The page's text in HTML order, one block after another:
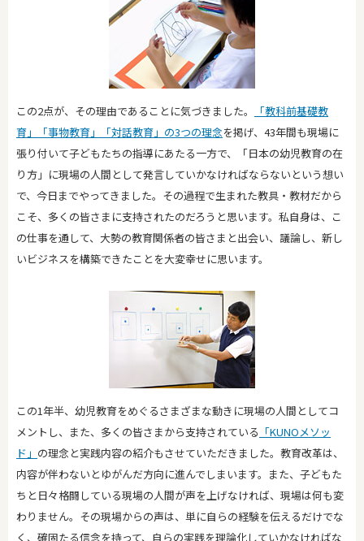
この2点が、その理由であることに気づきました。
「教科前基礎教
育」「事物教育」「対話教育」の3つの理念を掲げ、43年間も現場に
張り付いて子どもたちの指導にあたる一方で、「日本の幼児教育の在
り方」に現場の人間として発言していかなければならないという想い
で、今日までやってきました。その過程で生まれた教具・教材だから
こそ、多くの皆さまに支持されたのだろうと思います。私自身は、こ
の仕事を通して、大勢の教育関係者の皆さまと出会い、議論し、新し
いビジネスを構築できたことを大変幸せに思います。
この1年半、幼児教育をめぐるさまざまな動きに現場の人間としてコ
メントし、また、多くの皆さまから支持されている 「KUNOメソッ
ド」 の理念と実践内容の紹介もさせていただきました。教育改革は、
内容が伴わないとゆがんだ方向に進んでしまいます。また、子どもた
ちと日々格闘している現場の人間が声を上げなければ、現場は何も変
わりません。その現場からの声は、単に自らの経験を伝えるだけでな
く、確固たる信念を持って、自らの実践を理論化していかなければな